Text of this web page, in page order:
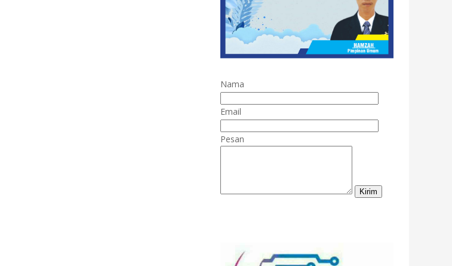
Nama
Email
Pesan